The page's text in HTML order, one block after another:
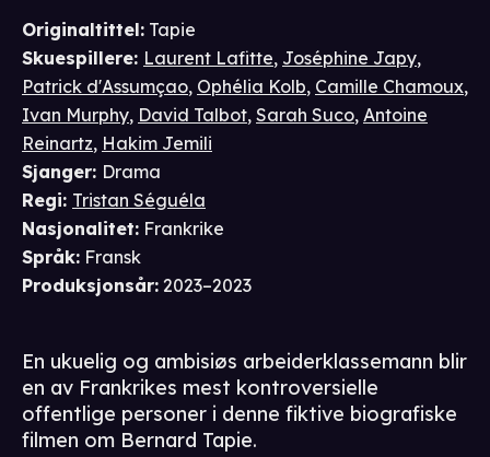
Originaltittel: Tapie
Skuespillere: Laurent Lafitte, Joséphine Japy,
Patrick d'Assumçao, Ophélia Kolb, Camille Chamoux,
Ivan Murphy, David Talbot, Sarah Suco, Antoine
Reinartz, Hakim Jemili
Sjanger: Drama
Regi: Tristan Séguéla
Nasjonalitet: Frankrike
Språk: Fransk
Produksjonsår: 2023–2023
En ukuelig og ambisiøs arbeiderklassemann blir
en av Frankrikes mest kontroversielle
offentlige personer i denne fiktive biografiske
filmen om Bernard Tapie.